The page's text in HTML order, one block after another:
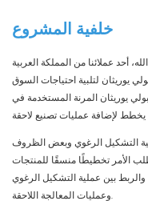
خلفية المشروع
عبد الله، أحد عملائنا من المملكة العربية
يوريثان لتلبية احتياجات السوق
يوريثان المرنة المستخدمة في
التشكيل الرغوي وبعض الظروف
الأمر تخطيطًا منسقًا للمنتجات
بين عملية التشكيل الرغوي
وعمليات المعالجة اللاحقة.